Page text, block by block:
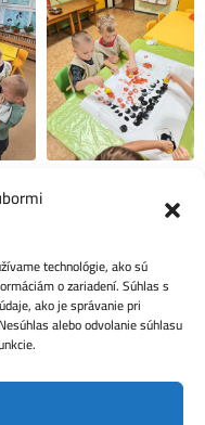
technológie, ako sú
o zariadení. Súhlas s
ako je správanie pri
alebo odvolanie súhlasu
osobných údajov